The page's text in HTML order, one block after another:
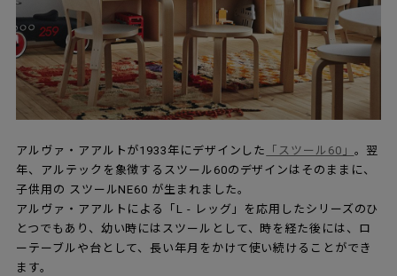
アルヴァ・アアルトが1933年にデザインした 「スツール60」 。翌
年、アルテックを象徴するスツール60のデザインはそのままに、
子供用の スツールNE60 が生まれました。
アルヴァ・アアルトによる「L - レッグ」を応用したシリーズのひ
とつでもあり、幼い時にはスツールとして、時を経た後には、ロ
ーテーブルや台として、長い年月をかけて使い続けることができ
ます。